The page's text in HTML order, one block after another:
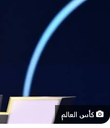
كأس العالم